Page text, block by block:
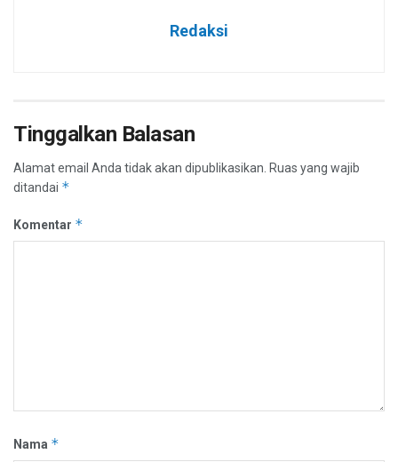
Redaksi
Tinggalkan Balasan
Alamat email Anda tidak akan dipublikasikan. Ruas yang wajib
ditandai *
Komentar *
Nama *